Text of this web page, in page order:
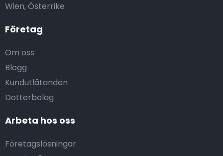
Företag
Om oss
Blogg
Kundutlåtanden
Dotterbolag
Arbeta hos oss
Företagslösningar
Wien, Österrike